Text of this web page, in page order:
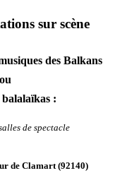
sur scène
des Balkans
ou
:
de spectacle
de Clamart (92140)